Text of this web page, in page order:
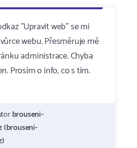
"Upravit web" se mi
webu. Přesměruje mě
administrace. Chyba
Prosím o info, co s tím.
brouseni-
(brouseni-